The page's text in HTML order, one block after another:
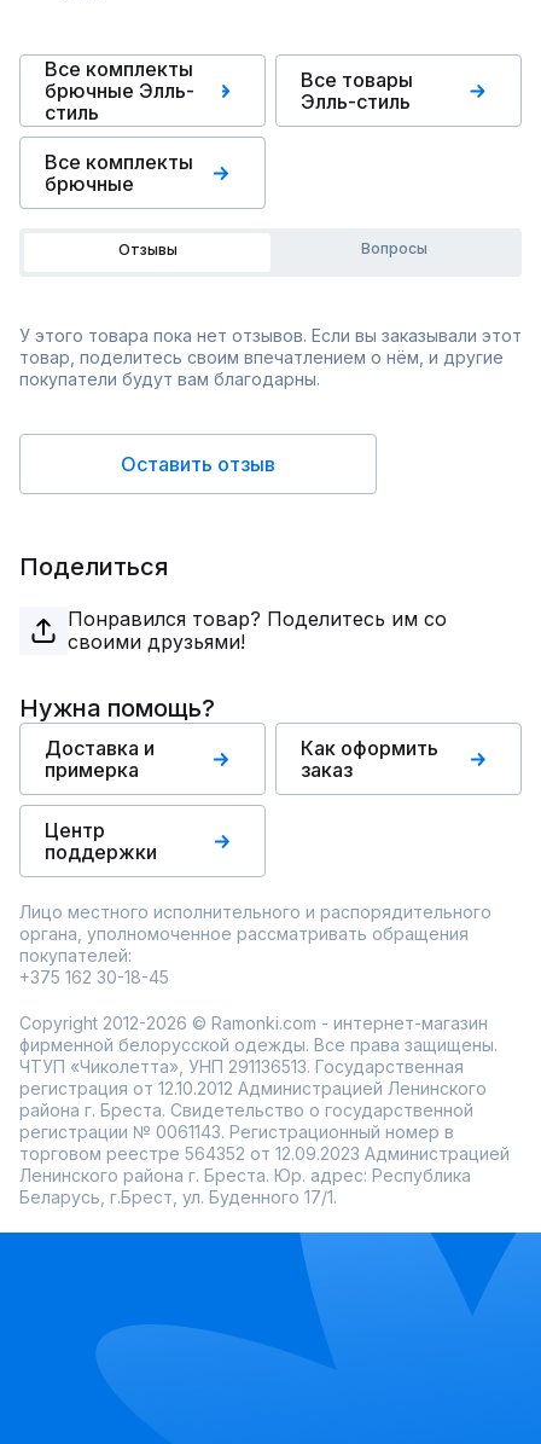
Все комплекты
брючные Элль-
стиль
Все товары
Элль-стиль
Все комплекты
брючные
Отзывы Вопросы
У этого товара пока нет отзывов. Если вы заказывали этот
товар, поделитесь своим впечатлением о нём, и другие
покупатели будут вам благодарны.
Оставить отзыв
Поделиться
Понравился товар? Поделитесь им со
своими друзьями!
Нужна помощь?
Доставка и
примерка
Как оформить
заказ
Центр
поддержки
Лицо местного исполнительного и распорядительного
органа, уполномоченное рассматривать обращения
покупателей:
+375 162 30-18-45
Copyright 2012-2026 © Ramonki.com - интернет-магазин
фирменной белорусской одежды. Все права защищены.
ЧТУП «Чиколетта», УНП 291136513. Государственная
регистрация от 12.10.2012 Администрацией Ленинского
района г. Бреста. Свидетельство о государственной
регистрации № 0061143. Регистрационный номер в
торговом реестре 564352 от 12.09.2023 Администрацией
Ленинского района г. Бреста. Юр. адрес: Республика
Беларусь, г.Брест, ул. Буденного 17/1.